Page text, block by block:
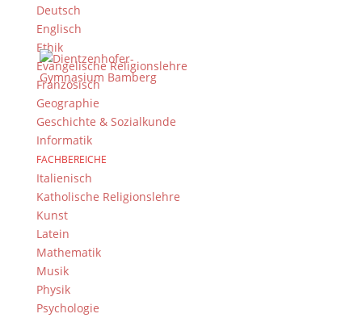
Deutsch
Englisch
Ethik
Evangelische Religionslehre
Französisch
Geographie
Geschichte & Sozialkunde
Informatik
FACHBEREICHE
Italienisch
Katholische Religionslehre
Kunst
Latein
Mathematik
Musik
Physik
Psychologie
Immer Aktuell
Bleiben Sie immer auf dem neusten Stand und
folgen Sie uns auf Twitter
Folgen Sie dem
Kontakt Webteam
Kontaktieren Sie das Webteam